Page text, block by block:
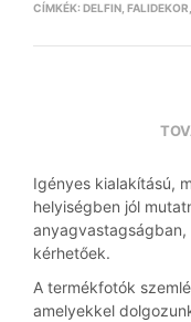
CÍMKÉK: DELFIN FALIDEKOR
Igényes kialakítású,
helyiségben jól
kérhetőek.
A termékfotók
amelyekkel